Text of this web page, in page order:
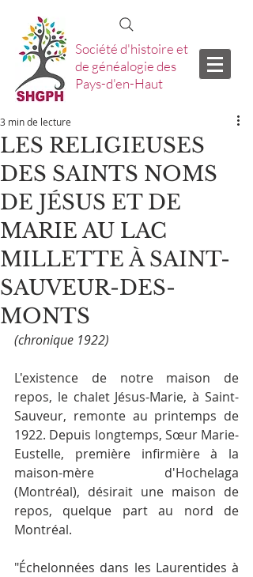
Société d'histoire et
de généalogie des
Pays-d'en-Haut
LES RELIGIEUSES
DES SAINTS NOMS
DE JÉSUS ET DE
MARIE AU LAC
MILLETTE À SAINT-
SAUVEUR-DES-
MONTS
3 min de lecture
(chronique 1922)
L'existence de notre maison de
repos, le chalet Jésus-Marie, à Saint­-
Sauveur, remonte au printemps de
1922. Depuis longtemps, Sœur Marie­
Eustelle, première infirmière à la
maison-mère d'Hochelaga
(Montréal), désirait une maison de
repos, quelque part au nord de
Montréal.
"Échelonnées dans les Laurentides à